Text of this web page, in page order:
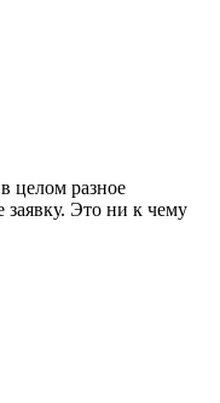
целом разное
заявку. Это ни к чему